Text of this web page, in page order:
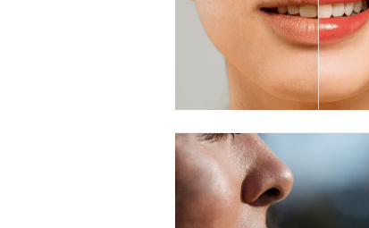
Free limited access
Gratis
Etiam est nibh, lobortis sit
Praesent euismod ac